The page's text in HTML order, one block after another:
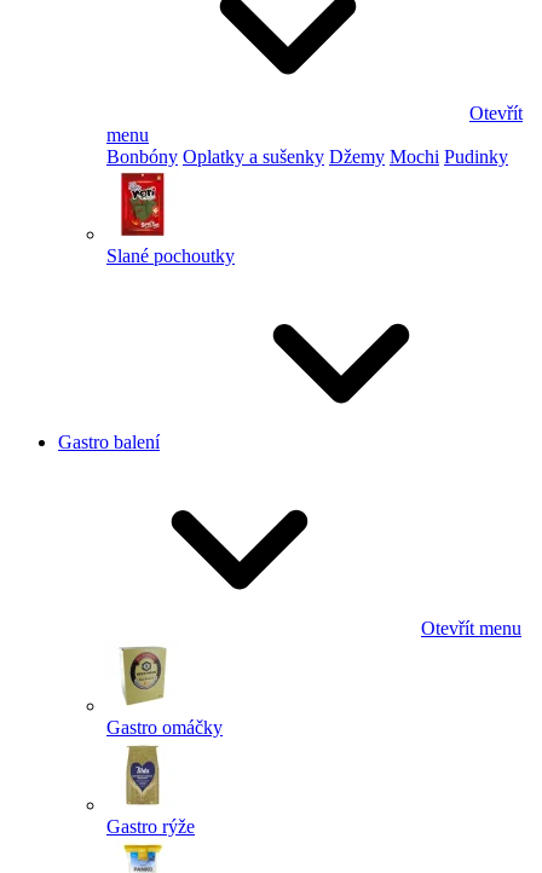
Otevřít
menu
Bonbóny Oplatky a sušenky Džemy Mochi Pudinky
Slané pochoutky
Gastro balení
Otevřít menu
Gastro omáčky
Gastro rýže